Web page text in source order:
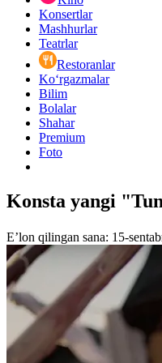
Konsertlar
Mashhurlar
Teatrlar
Restoranlar
Ko‘rgazmalar
Bilim
Bolalar
Shahar
Premium
Foto
Konsta yangi
E’lon qilingan sana: 15-